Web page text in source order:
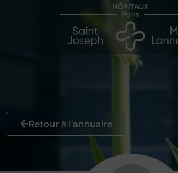
Retour à l'annuaire